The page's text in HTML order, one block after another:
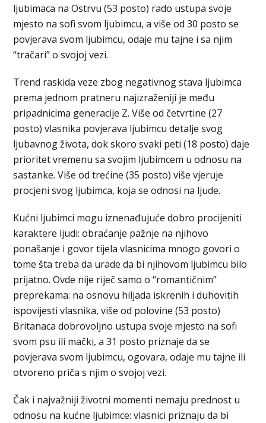
ljubimaca na Ostrvu (53 posto) rado ustupa svoje
mjesto na sofi svom ljubimcu, a više od 30 posto se
povjerava svom ljubimcu, odaje mu tajne i sa njim
“tračari” o svojoj vezi.
Trend raskida veze zbog negativnog stava ljubimca
prema jednom pratneru najizraženiji je među
pripadnicima generacije Z. Više od četvrtine (27
posto) vlasnika povjerava ljubimcu detalje svog
ljubavnog života, dok skoro svaki peti (18 posto) daje
prioritet vremenu sa svojim ljubimcem u odnosu na
sastanke. Više od trećine (35 posto) više vjeruje
procjeni svog ljubimca, koja se odnosi na ljude.
Kućni ljubimci mogu iznenađujuće dobro procijeniti
karaktere ljudi: obraćanje pažnje na njihovo
ponašanje i govor tijela vlasnicima mnogo govori o
tome šta treba da urade da bi njihovom ljubimcu bilo
prijatno. Ovde nije riječ samo o “romantičnim”
preprekama: na osnovu hiljada iskrenih i duhovitih
ispovijesti vlasnika, više od polovine (53 posto)
Britanaca dobrovoljno ustupa svoje mjesto na sofi
svom psu ili mački, a 31 posto priznaje da se
povjerava svom ljubimcu, ogovara, odaje mu tajne ili
otvoreno priča s njim o svojoj vezi.
Čak i najvažniji životni momenti nemaju prednost u
odnosu na kućne ljubimce: vlasnici priznaju da bi